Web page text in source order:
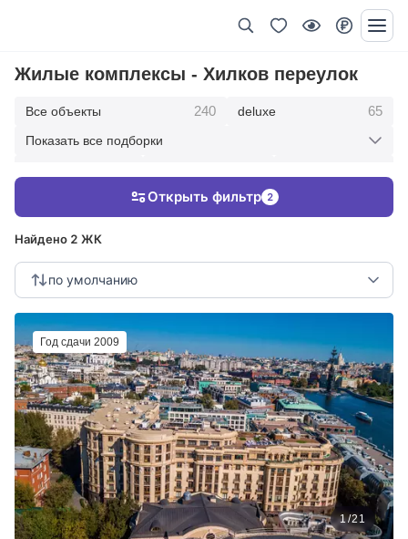
Жилые комплексы - Хилков переулок
Все объекты 240 deluxe 65
123 клубные дома
Показать все подборки
Найдено 2 ЖК
по умолчанию
Открыть фильтр 2
Год сдачи 2009
1/21